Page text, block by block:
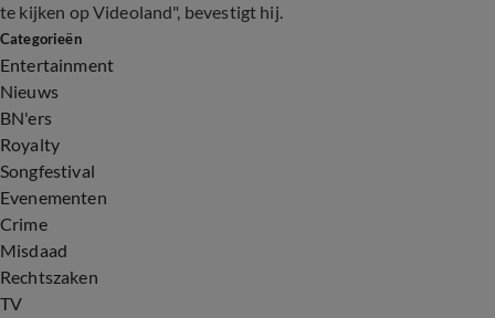
te kijken op Videoland", bevestigt hij.
Categorieën
Entertainment
Nieuws
BN'ers
Royalty
Songfestival
Evenementen
Crime
Misdaad
Rechtszaken
TV